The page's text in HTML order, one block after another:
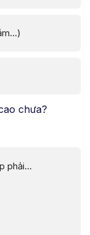
chưa?